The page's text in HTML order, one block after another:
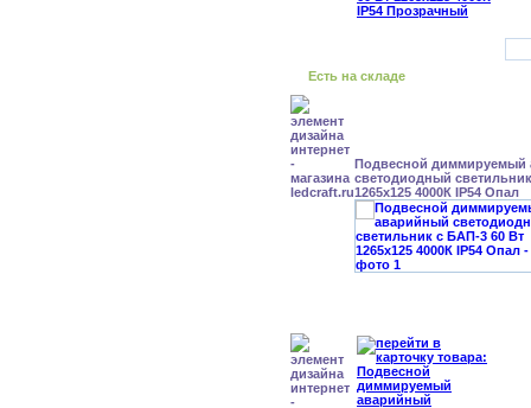
Есть на складе
Подвесной диммируемый
светодиодный
1265x125 4000К IP54 Опал